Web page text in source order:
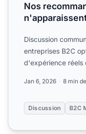
Nos
Discussion
entreprises B2C
d'expérience réels
Jan 6, 2026 8 min
Discussion B2C